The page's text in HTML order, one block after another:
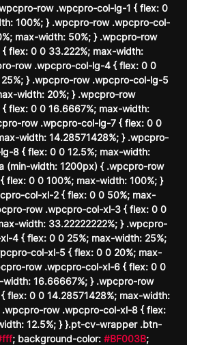
row .wpcpro-col-lg-1 { flex: 0
100%; } .wpcpro-row .wpcpro-col-
max-width: 50%; } .wpcpro-row
flex: 0 0 33.222%; max-width:
row .wpcpro-col-lg-4 { flex: 0 0
} .wpcpro-row .wpcpro-col-lg-5
width: 20%; } .wpcpro-row
flex: 0 0 16.6667%; max-width:
row .wpcpro-col-lg-7 { flex: 0 0
width: 14.28571428%; } .wpcpro-
8 { flex: 0 0 12.5%; max-width:
(min-width: 1200px) { .wpcpro-row
flex: 0 0 100%; max-width: 100%; }
col-xl-2 { flex: 0 0 50%; max-
row .wpcpro-col-xl-3 { flex: 0 0
width: 33.22222222%; } .wpcpro-
4 { flex: 0 0 25%; max-width: 25%;
col-xl-5 { flex: 0 0 20%; max-
row .wpcpro-col-xl-6 { flex: 0 0
width: 16.66667%; } .wpcpro-row
flex: 0 0 14.28571428%; max-width:
.wpcpro-row .wpcpro-col-xl-8 { flex:
12.5%; } }.pt-cv-wrapper .btn-
; background-color: #BF003B;